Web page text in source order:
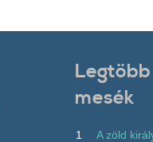
mesék
1
A zöld